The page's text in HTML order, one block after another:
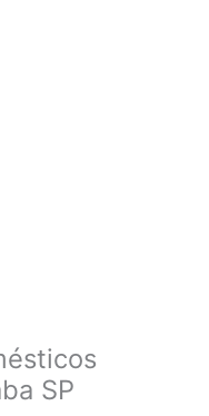
SP